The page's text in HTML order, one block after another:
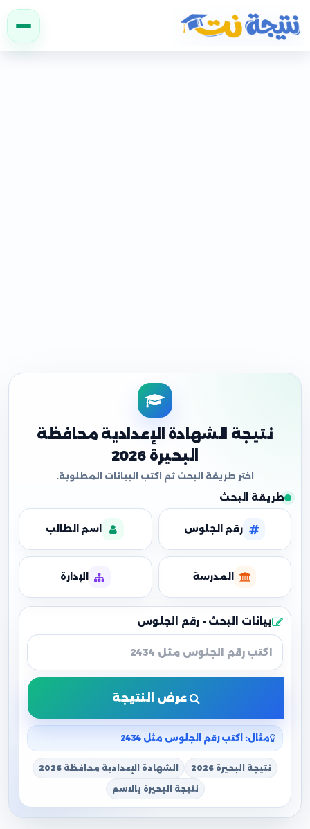
نتيجة نت
نتيجة الشهادة الإعدادية محافظة
البحيرة 2026
طريقة البحث
رقم الجلوس اسم الطالب
المدرسة الإدارة
بيانات البحث - رقم الجلوس
عرض النتيجة
مثال: اكتب رقم الجلوس مثل 2434
نتيجة البحيرة 2026 الشهادة الإعدادية محافظة 2026
نتيجة البحيرة بالاسم